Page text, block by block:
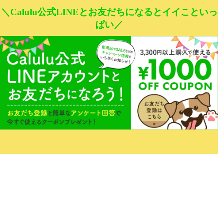
＼Calulu公式LINEとお友だちになるとイイこといっ
ぱい／